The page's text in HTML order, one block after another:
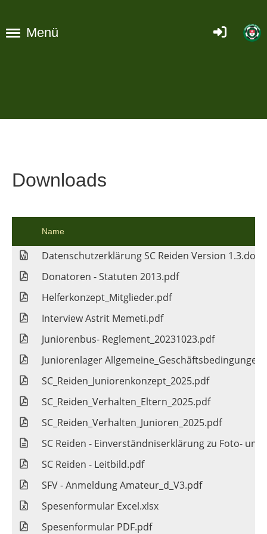
Menü
Downloads
Name
Datenschutzerklärung SC Reiden Version 1.3.docx
Donatoren - Statuten 2013.pdf
Helferkonzept_Mitglieder.pdf
Interview Astrit Memeti.pdf
Juniorenbus- Reglement_20231023.pdf
Juniorenlager
SC_Reiden_Juniorenkonzept_2025.pdf
SC_Reiden_Verhalten_Eltern_2025.pdf
SC_Reiden_Verhalten_Junioren_2025.pdf
SC Reiden - Einverständniserklärung zu Foto-
SC Reiden - Leitbild.pdf
SFV - Anmeldung Amateur_d_V3.pdf
Spesenformular Excel.xlsx
Spesenformular PDF.pdf